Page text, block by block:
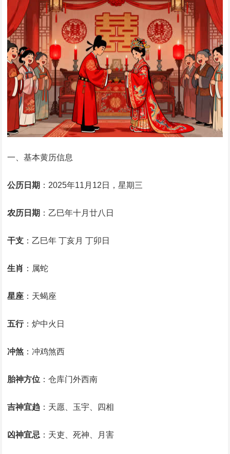
一、基本黄历信息
公历日期 ：2025年11月12日，星期三
农历日期 ：乙巳年十月廿八日
干支 ：乙巳年 丁亥月 丁卯日
生肖 ：属蛇
星座 ：天蝎座
五行：炉中火日
冲煞 ：冲鸡煞西
胎神方位 ：仓库门外西南
吉神宜趋 ：天愿、玉宇、四相
凶神宜忌 ：天吏、死神、月害